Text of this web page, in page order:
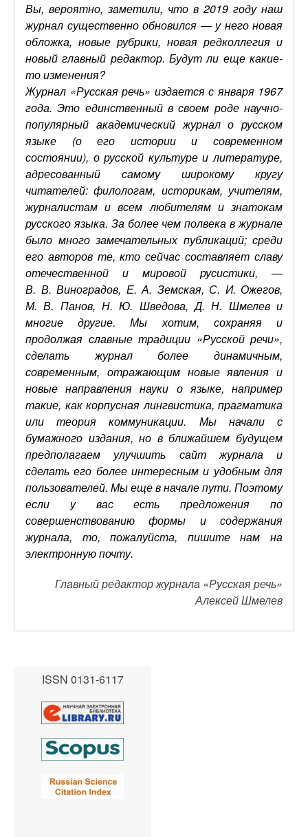
Вы, вероятно, заметили, что в 2019 году наш
журнал существенно обновился — у него новая
обложка, новые рубрики, новая редколлегия и
новый главный редактор. Будут ли еще какие-
то изменения?
Журнал «Русская речь» издается с января 1967
года. Это единственный в своем роде научно-
популярный академический журнал о русском
языке (о его истории и современном
состоянии), о русской культуре и литературе,
адресованный самому широкому кругу
читателей: филологам, историкам, учителям,
журналистам и всем любителям и знатокам
русского языка. За более чем полвека в журнале
было много замечательных публикаций; среди
его авторов те, кто сейчас составляет славу
отечественной и мировой русистики, —
В. В. Виноградов, Е. А. Земская, С. И. Ожегов,
М. В. Панов, Н. Ю. Шведова, Д. Н. Шмелев и
многие другие. Мы хотим, сохраняя и
продолжая славные традиции «Русской речи»,
сделать журнал более динамичным,
современным, отражающим новые явления и
новые направления науки о языке, например
такие, как корпусная лингвистика, прагматика
или теория коммуникации. Мы начали с
бумажного издания, но в ближайшем будущем
предполагаем улучшить сайт журнала и
сделать его более интересным и удобным для
пользователей. Мы еще в начале пути. Поэтому
если у вас есть предложения по
совершенствованию формы и содержания
журнала, то, пожалуйста, пишите нам на
электронную почту.
Главный редактор журнала «Русская речь»
Алексей Шмелев
ISSN 0131-6117